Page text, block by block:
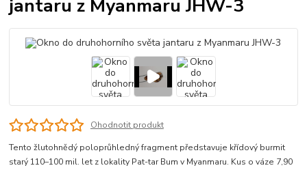
jantaru z Myanmaru JHW-3
Ohodnotit produkt
Tento žlutohnědý poloprůhledný fragment představuje křídový burmit
starý 110–100 mil. let z lokality Pat-tar Bum v Myanmaru. Kus o váze 7,90